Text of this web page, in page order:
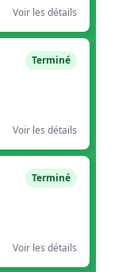
Voir les détails
Terminé
Voir les détails
Terminé
Voir les détails